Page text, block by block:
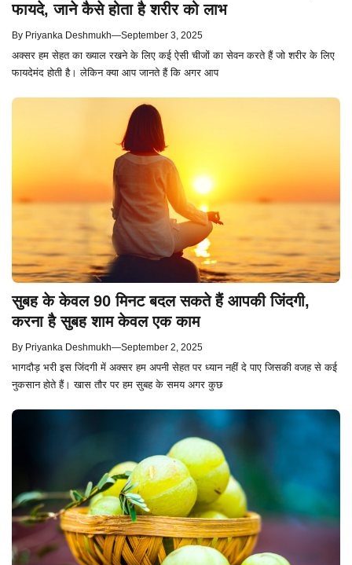
फायदे, जाने कैसे होता है शरीर को लाभ
By Priyanka Deshmukh—September 3, 2025
अक्सर हम सेहत का ख्याल रखने के लिए कई ऐसी चीजों का सेवन करते हैं जो शरीर के लिए
फायदेमंद होती है। लेकिन क्या आप जानते हैं कि अगर आप
सुबह के केवल 90 मिनट बदल सकते हैं आपकी जिंदगी,
करना है सुबह शाम केवल एक काम
By Priyanka Deshmukh—September 2, 2025
भागदौड़ भरी इस जिंदगी में अक्सर हम अपनी सेहत पर ध्यान नहीं दे पाए जिसकी वजह से कई
नुकसान होते हैं। खास तौर पर हम सुबह के समय अगर कुछ